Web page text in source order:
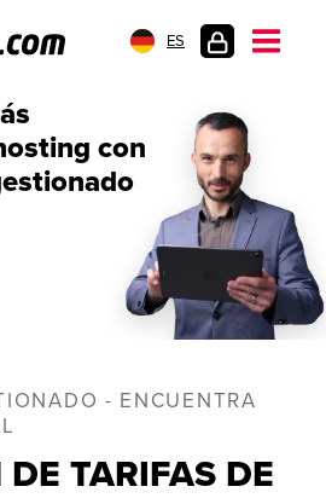
ES
DE
SESIÓN
con
- ENCUENTRA
TARIFAS DE